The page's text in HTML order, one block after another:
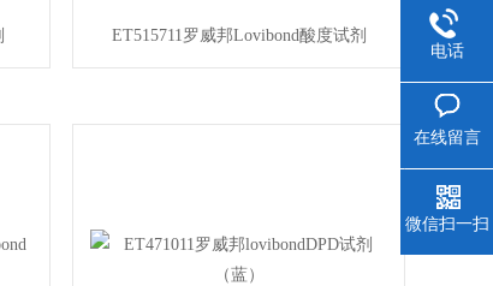
ET515711罗威邦Lovibond酸度试剂
电话
在线留言
微信扫一扫